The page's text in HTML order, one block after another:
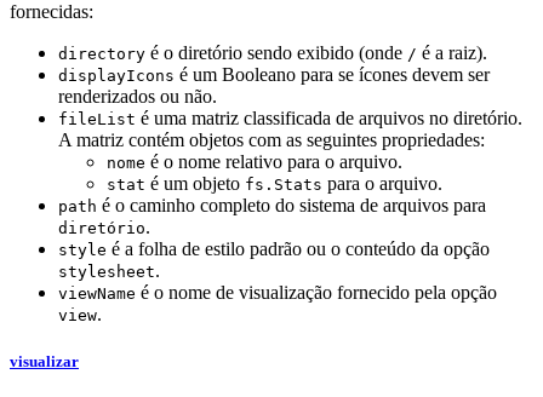
fornecidas:
directory é o diretório sendo exibido (onde / é a raiz).
displayIcons é um Booleano para se ícones devem ser
renderizados ou não.
fileList é uma matriz classificada de arquivos no diretório.
A matriz contém objetos com as seguintes propriedades:
nome é o nome relativo para o arquivo.
stat é um objeto fs.Stats para o arquivo.
path é o caminho completo do sistema de arquivos para
diretório.
style é a folha de estilo padrão ou o conteúdo da opção
stylesheet.
viewName é o nome de visualização fornecido pela opção
view.
visualizar